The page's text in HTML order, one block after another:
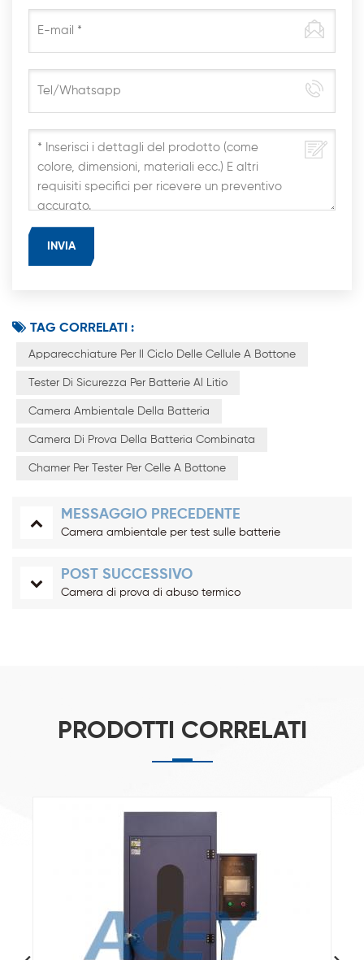
TAG CORRELATI :
Apparecchiature Per Il Ciclo Delle Cellule A Bottone
Tester Di Sicurezza Per Batterie Al Litio
Camera Ambientale Della Batteria
Camera Di Prova Della Batteria Combinata
Chamer Per Tester Per Celle A Bottone
MESSAGGIO PRECEDENTE
Camera ambientale per test sulle batterie
POST SUCCESSIVO
Camera di prova di abuso termico
PRODOTTI CORRELATI